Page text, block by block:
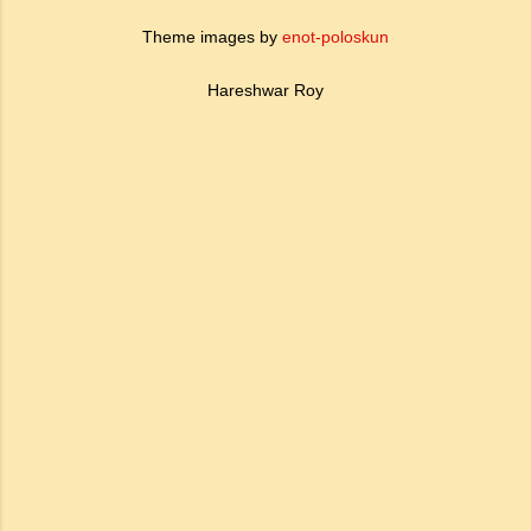
Theme images by enot-poloskun
Hareshwar Roy